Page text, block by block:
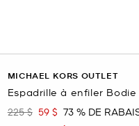
MICHAEL KORS OUTLET
Espadrille à enfiler
était
225 $ maintenant
59 $ 73 % DE